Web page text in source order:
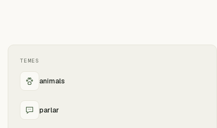
TEMES
animals
parlar